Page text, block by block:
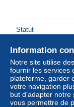
Statut
Information
Notre site utilise
fournir les services
plateforme, garder
votre navigation
but d’adapter
vous permettre de